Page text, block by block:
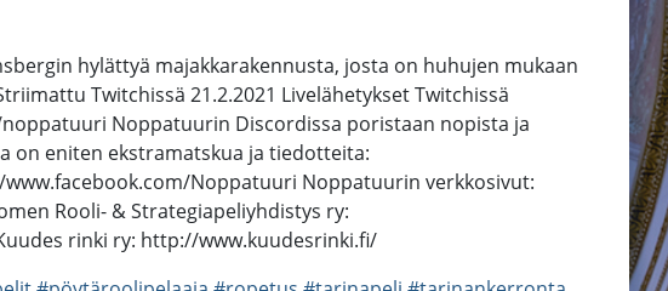
hylättyä majakkarakennusta, josta on huhujen mukaan
Twitchissä 21.2.2021 Livelähetykset Twitchissä
Noppatuurin Discordissa poristaan nopista ja
on eniten ekstramatskua ja tiedotteita:
Noppatuuri Noppatuurin verkkosivut:
Rooli- & Strategiapeliyhdistys ry:
rinki ry: http://www.kuudesrinki.fi/